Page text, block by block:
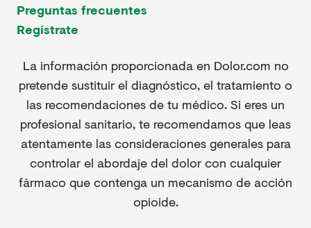
Preguntas frecuentes
Regístrate
La información proporcionada en Dolor.com no
pretende sustituir el diagnóstico, el tratamiento o
las recomendaciones de tu médico. Si eres un
profesional sanitario, te recomendamos que leas
atentamente las consideraciones generales para
controlar el abordaje del dolor con cualquier
fármaco que contenga un mecanismo de acción
opioide.